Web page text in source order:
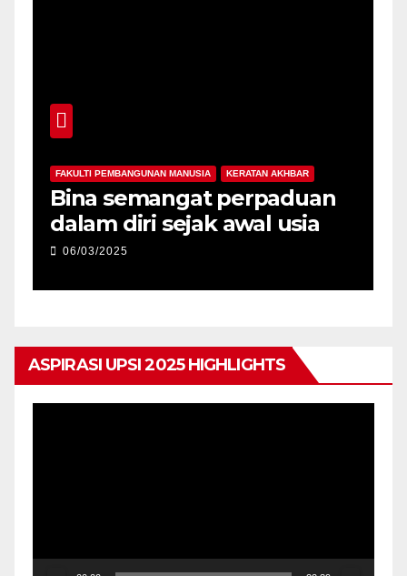
FAKULTI PEMBANGUNAN MANUSIA KERATAN AKHBAR
Bina semangat perpaduan
dalam diri sejak awal usia
06/03/2025
ASPIRASI UPSI 2025 HIGHLIGHTS